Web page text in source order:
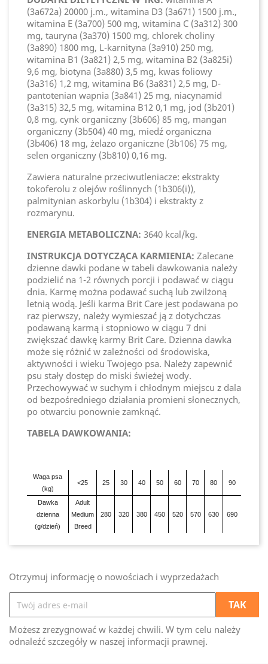
(3a672a) 20000 j.m., witamina D3 (3a671) 1500 j.m.,
witamina E (3a700) 500 mg, witamina C (3a312) 300
mg, tauryna (3a370) 1500 mg, chlorek choliny
(3a890) 1800 mg, L-karnityna (3a910) 250 mg,
witamina B1 (3a821) 2,5 mg, witamina B2 (3a825i)
9,6 mg, biotyna (3a880) 3,5 mg, kwas foliowy
(3a316) 1,2 mg, witamina B6 (3a831) 2,5 mg, D-
pantotenian wapnia (3a841) 25 mg, niacynamid
(3a315) 32,5 mg, witamina B12 0,1 mg, jod (3b201)
0,8 mg, cynk organiczny (3b606) 85 mg, mangan
organiczny (3b504) 40 mg, miedź organiczna
(3b406) 18 mg, żelazo organiczne (3b106) 75 mg,
selen organiczny (3b810) 0,16 mg.
Zawiera naturalne przeciwutleniacze: ekstrakty
tokoferolu z olejów roślinnych (1b306(i)),
palmitynian askorbylu (1b304) i ekstrakty z
rozmarynu.
ENERGIA METABOLICZNA: 3640 kcal/kg.
INSTRUKCJA DOTYCZĄCA KARMIENIA: Zalecane
dzienne dawki podane w tabeli dawkowania należy
podzielić na 1-2 równych porcji i podawać w ciągu
dnia. Karmę można podawać suchą lub zwilżoną
letnią wodą. Jeśli karma Brit Care jest podawana po
raz pierwszy, należy wymieszać ją z dotychczas
podawaną karmą i stopniowo w ciągu 7 dni
zwiększać dawkę karmy Brit Care. Dzienna dawka
może się różnić w zależności od środowiska,
aktywności i wieku Twojego psa. Należy zapewnić
psu stały dostęp do miski świeżej wody.
Przechowywać w suchym i chłodnym miejscu z dala
od bezpośredniego działania promieni słonecznych,
po otwarciu ponownie zamknąć.
TABELA DAWKOWANIA:
Waga psa
(kg)
<25 25 30 40 50 60 70 80 90
Dawka
dzienna
(g/dzień)
Adult
Medium
Breed
280 320 380 450 520 570 630 690
Otrzymuj informację o nowościach i wyprzedażach
Możesz zrezygnować w każdej chwili. W tym celu należy
odnaleźć szczegóły w naszej informacji prawnej.